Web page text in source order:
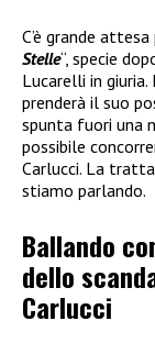
C’è grande
Stelle“, specie
Lucarelli in
prenderà il suo
spunta fuori una
possibile
Carlucci. La
stiamo parlando.
Ballando
dello
Carlucci